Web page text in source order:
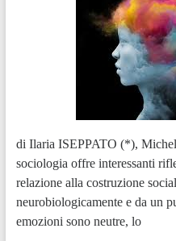
di Ilaria ISEPPATO (*),
sociologia offre interessanti
relazione alla costruzione
neurobiologicamente e da un
emozioni sono neutre, lo